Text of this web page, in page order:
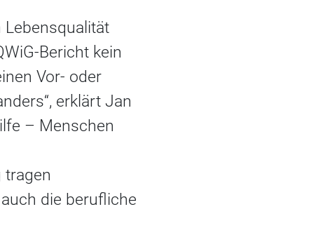
Bericht kein
Vor- oder
erklärt Jan
– Menschen
tragen
die berufliche